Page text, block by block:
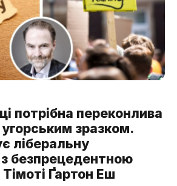
потрібна переконлива
зразком.
ліберальну
безпрецедентною
Ґартон Еш